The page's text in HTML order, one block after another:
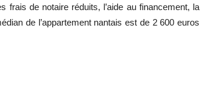
frais de notaire réduits, l’aide au financement, la
de l’appartement nantais est de 2 600 euros